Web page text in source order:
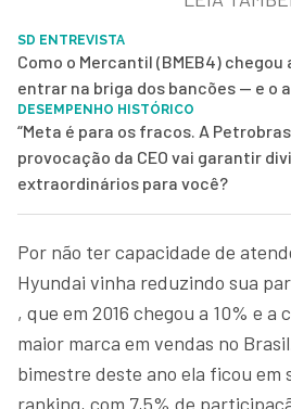
SD ENTREVISTA
Como o Mercantil (BMEB4) chegou
entrar na briga dos bancões — e o
DESEMPENHO HISTÓRICO
“Meta é para os fracos. A
provocação da CEO vai garantir
extraordinários para você?
Por não ter capacidade de
Hyundai vinha reduzindo sua
, que em 2016 chegou a 10% e a
maior marca em vendas no
bimestre deste ano ela ficou em
ranking, com 7,5% de